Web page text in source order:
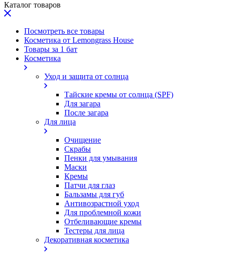
Каталог товаров
Посмотреть все товары
Косметика от Lemongrass House
Товары за 1 бат
Косметика
Уход и защита от солнца
Тайские кремы от солнца (SPF)
Для загара
После загара
Для лица
Очищение
Скрабы
Пенки для умывания
Маски
Кремы
Патчи для глаз
Бальзамы для губ
Антивозрастной уход
Для проблемной кожи
Oтбеливающие кремы
Тестеры для лица
Декоративная косметика